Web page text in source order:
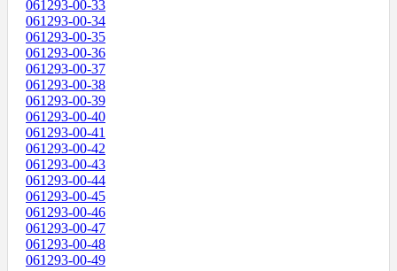
061293-00-33
061293-00-34
061293-00-35
061293-00-36
061293-00-37
061293-00-38
061293-00-39
061293-00-40
061293-00-41
061293-00-42
061293-00-43
061293-00-44
061293-00-45
061293-00-46
061293-00-47
061293-00-48
061293-00-49